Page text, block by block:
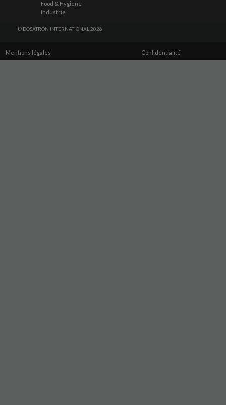
Food & Hygiene
Industrie
© DOSATRON INTERNATIONAL 2026
Mentions légales Confidentialité